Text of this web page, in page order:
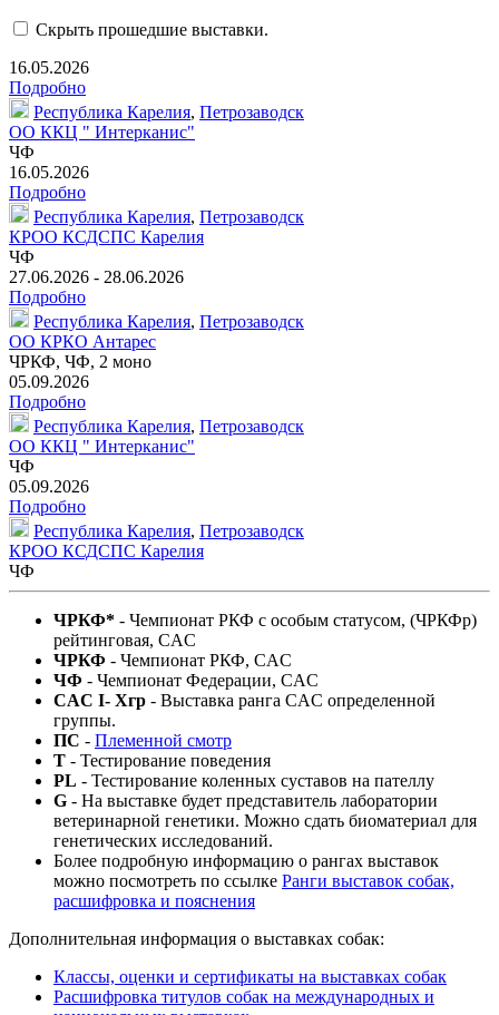
Скрыть прошедшие выставки.
16.05.2026
Подробно
Республика Карелия, Петрозаводск
ОО ККЦ " Интерканис"
ЧФ
16.05.2026
Подробно
Республика Карелия, Петрозаводск
КРОО КСДСПС Карелия
ЧФ
27.06.2026 - 28.06.2026
Подробно
Республика Карелия, Петрозаводск
ОО КРКО Антарес
ЧРКФ, ЧФ, 2 моно
05.09.2026
Подробно
Республика Карелия, Петрозаводск
ОО ККЦ " Интерканис"
ЧФ
05.09.2026
Подробно
Республика Карелия, Петрозаводск
КРОО КСДСПС Карелия
ЧФ
ЧРКФ* - Чемпионат РКФ c особым статусом, (ЧРКФр)
рейтинговая, CAC
ЧРКФ - Чемпионат РКФ, CAC
ЧФ - Чемпионат Федерации, CAC
CAC I- Xгр - Выставка ранга CAC определенной
группы.
ПС - Племенной смотр
T - Тестирование поведения
PL - Тестирование коленных суставов на пателлу
G - На выставке будет представитель лаборатории
ветеринарной генетики. Можно сдать биоматериал для
генетических исследований.
Более подробную информацию о рангах выставок
можно посмотреть по ссылке Ранги выставок собак,
расшифровка и пояснения
Дополнительная информация о выставках собак:
Классы, оценки и сертификаты на выставках собак
Расшифровка титулов собак на международных и